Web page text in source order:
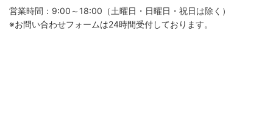
営業時間：9:00～18:00（土曜日・日曜日・祝日は除く）
※お問い合わせフォームは24時間受付しております。